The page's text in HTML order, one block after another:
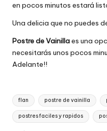
en pocos minutos estará
Una delicia que no puedes
Postre de Vainillaes una
necesitarás unos pocos
Adelante!!
Etiquetas:
flan postre de vainilla
postres faciles y rapidos